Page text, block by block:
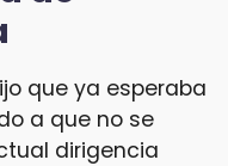
que ya esperaba
a que no se
dirigencia